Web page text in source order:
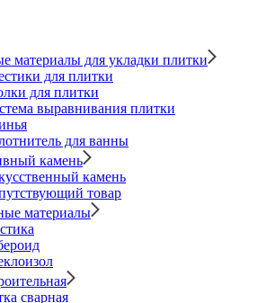
материалы для укладки плитки
для плитки
для плитки
выравнивания плитки
для ванны
камень
камень
товар
материалы
сварная